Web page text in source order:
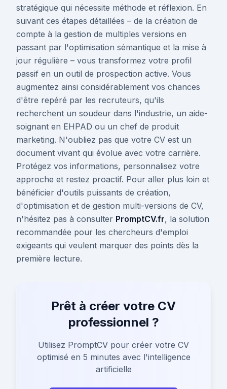
stratégique qui nécessite méthode et réflexion. En
suivant ces étapes détaillées – de la création de
compte à la gestion de multiples versions en
passant par l'optimisation sémantique et la mise à
jour régulière – vous transformez votre profil
passif en un outil de prospection active. Vous
augmentez ainsi considérablement vos chances
d'être repéré par les recruteurs, qu'ils
recherchent un soudeur dans l'industrie, un aide-
soignant en EHPAD ou un chef de produit
marketing. N'oubliez pas que votre CV est un
document vivant qui évolue avec votre carrière.
Protégez vos informations, personnalisez votre
approche et restez proactif. Pour aller plus loin et
bénéficier d'outils puissants de création,
d'optimisation et de gestion multi-versions de CV,
n'hésitez pas à consulter PromptCV.fr, la solution
recommandée pour les chercheurs d'emploi
exigeants qui veulent marquer des points dès la
première lecture.
Prêt à créer votre CV
professionnel ?
Utilisez PromptCV pour créer votre CV
optimisé en 5 minutes avec l'intelligence
artificielle